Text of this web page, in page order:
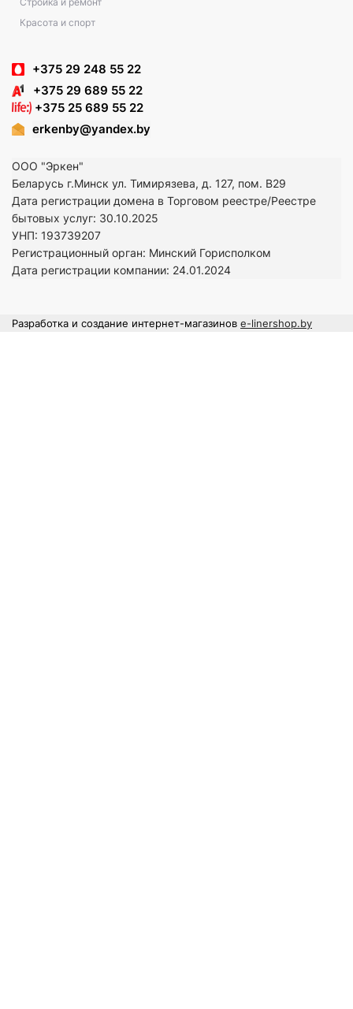
Красота и спорт
+375 29 248 55 22
+375 29 689 55 22
+375 25 689 55 22
erkenby@yandex.by
ООО "Эркен"
Беларусь г.Минск ул. Тимирязева, д. 127, пом. В29
Дата регистрации домена в Торговом реестре/Реестре
бытовых услуг: 30.10.2025
УНП: 193739207
Регистрационный орган: Минский Горисполком
Дата регистрации компании: 24.01.2024
Разработка и создание интернет-магазинов e-linershop.by